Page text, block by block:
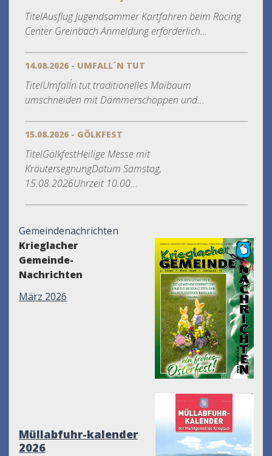
TitelAusflug Jugendsommer Kartfahren beim Racing
Center Greinbach Anmeldung erforderlich...
14.08.2026 - UMFALL´N TUT
TitelUmfall´n tut traditionelles Maibaum
umschneiden mit Dämmerschoppen und...
15.08.2026 - GÖLKFEST
TitelGölkfestHeilige Messe mit
KräutersegnungDatum Samstag,
15.08.2026Uhrzeit 10.00...
Gemeindenachrichten
Krieglacher
Gemeinde-
Nachrichten
März 2026
Müllabfuhr-kalender
2026